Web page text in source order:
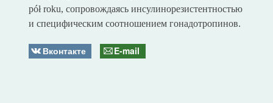
pół roku, сопровождаясь инсулинорезистентностью
и специфическим соотношением гонадотропинов.
Вконтакте E-mail